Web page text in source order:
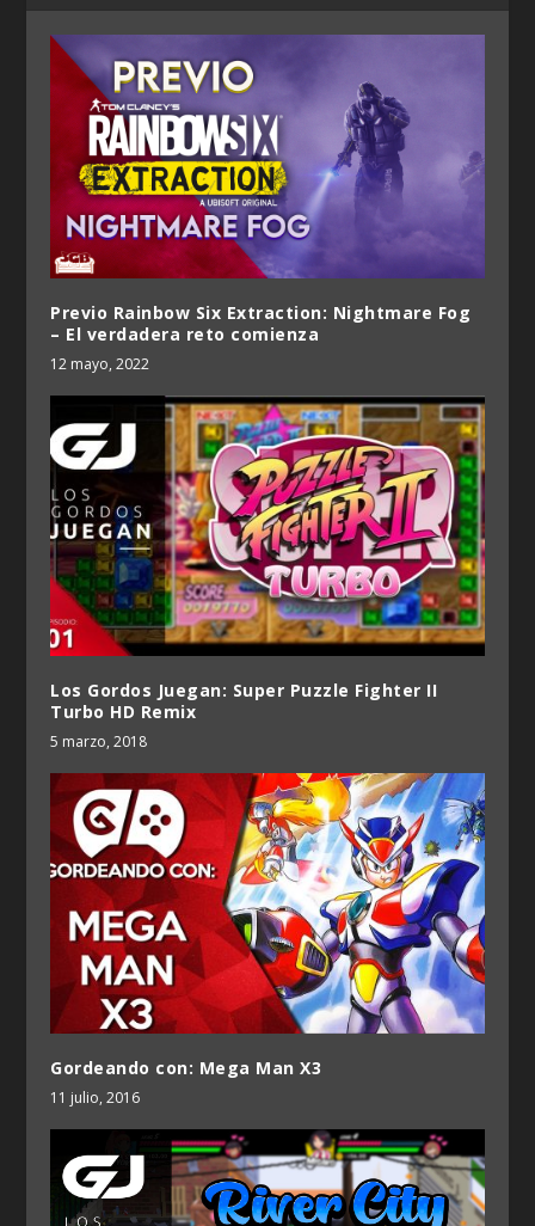
Previo Rainbow Six Extraction: Nightmare Fog
– El verdadera reto comienza
12 mayo, 2022
Los Gordos Juegan: Super Puzzle Fighter II
Turbo HD Remix
5 marzo, 2018
Gordeando con: Mega Man X3
11 julio, 2016